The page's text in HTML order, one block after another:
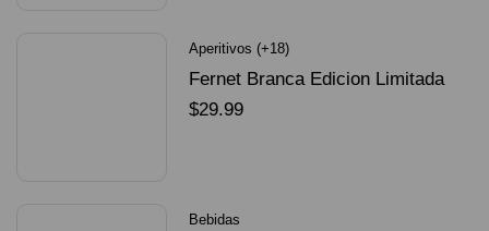
Aperitivos (+18)
Fernet Branca Edicion Limitada
Dorado Mundial
$29.99
Bebidas